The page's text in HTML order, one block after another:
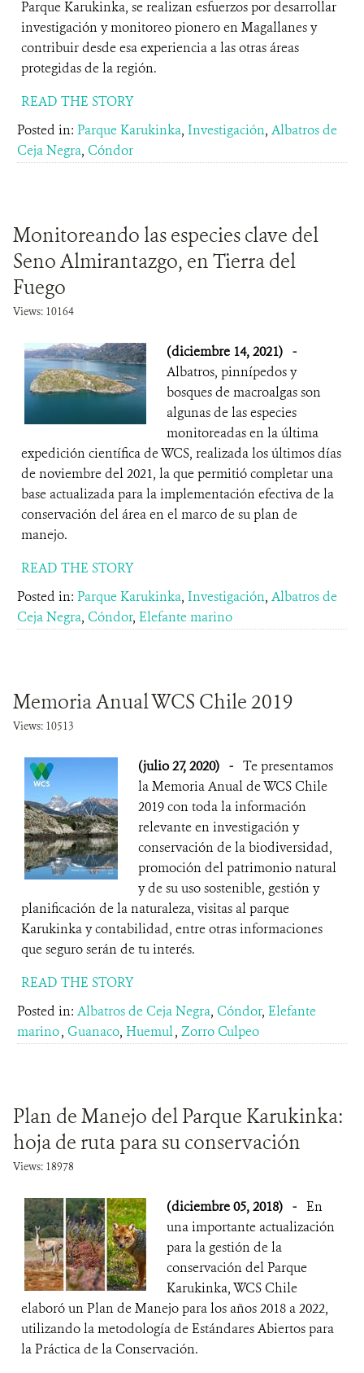
Parque Karukinka, se realizan esfuerzos por desarrollar
investigación y monitoreo pionero en Magallanes y
contribuir desde esa experiencia a las otras áreas
protegidas de la región.
READ THE STORY
Posted in: Parque Karukinka, Investigación, Albatros de
Ceja Negra, Cóndor
Monitoreando las especies clave del
Seno Almirantazgo, en Tierra del
Fuego
Views: 10164
(diciembre 14, 2021) -
Albatros, pinnípedos y
bosques de macroalgas son
algunas de las especies
monitoreadas en la última
expedición científica de WCS, realizada los últimos días
de noviembre del 2021, la que permitió completar una
base actualizada para la implementación efectiva de la
conservación del área en el marco de su plan de
manejo.
READ THE STORY
Posted in: Parque Karukinka, Investigación, Albatros de
Ceja Negra, Cóndor, Elefante marino
Memoria Anual WCS Chile 2019
Views: 10513
(julio 27, 2020) - Te presentamos
la Memoria Anual de WCS Chile
2019 con toda la información
relevante en investigación y
conservación de la biodiversidad,
promoción del patrimonio natural
y de su uso sostenible, gestión y
planificación de la naturaleza, visitas al parque
Karukinka y contabilidad, entre otras informaciones
que seguro serán de tu interés.
READ THE STORY
Posted in: Albatros de Ceja Negra, Cóndor, Elefante
marino, Guanaco, Huemul, Zorro Culpeo
Plan de Manejo del Parque Karukinka:
hoja de ruta para su conservación
Views: 18978
(diciembre 05, 2018) - En
una importante actualización
para la gestión de la
conservación del Parque
Karukinka, WCS Chile
elaboró un Plan de Manejo para los años 2018 a 2022,
utilizando la metodología de Estándares Abiertos para
la Práctica de la Conservación.